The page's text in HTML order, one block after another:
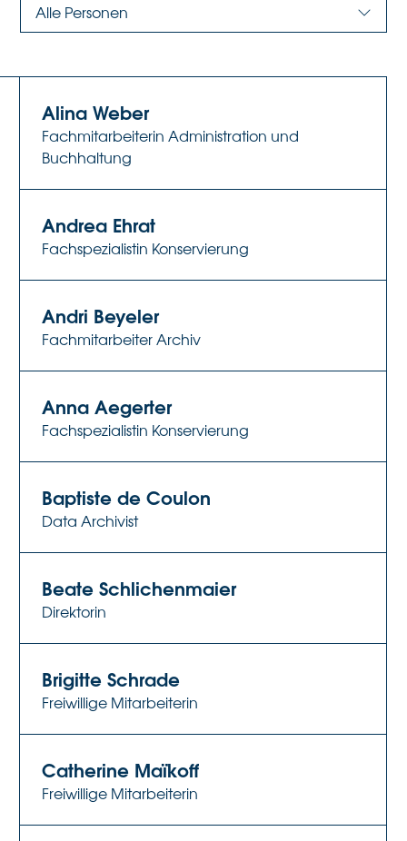
Alle Personen
Alina Weber
Fachmitarbeiterin Administration und
Buchhaltung
Andrea Ehrat
Fachspezialistin Konservierung
Andri Beyeler
Fachmitarbeiter Archiv
Anna Aegerter
Fachspezialistin Konservierung
Baptiste de Coulon
Data Archivist
Beate Schlichenmaier
Direktorin
Brigitte Schrade
Freiwillige Mitarbeiterin
Catherine Maïkoff
Freiwillige Mitarbeiterin